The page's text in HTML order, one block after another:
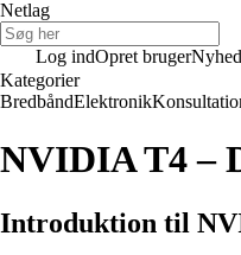
Netlag
Log indOpret bruger
Kategorier
BredbåndElektronik
NVIDIA T4 –
Introduktion til